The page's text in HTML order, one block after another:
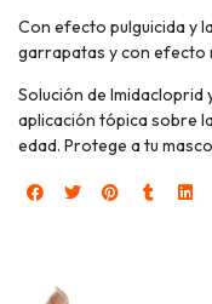
Con efecto pulguicida y
garrapatas y con efecto
Solución de Imidacloprid
aplicación tópica sobre
edad. Protege a tu